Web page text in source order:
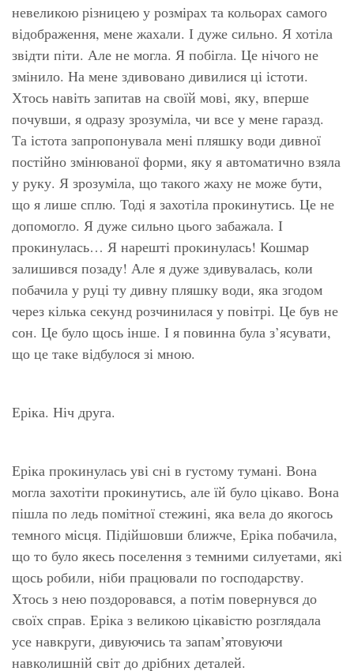
невеликою різницею у розмірах та кольорах самого
відображення, мене жахали. І дуже сильно. Я хотіла
звідти піти. Але не могла. Я побігла. Це нічого не
змінило. На мене здивовано дивилися ці істоти.
Хтось навіть запитав на своїй мові, яку, вперше
почувши, я одразу зрозуміла, чи все у мене гаразд.
Та істота запропонувала мені пляшку води дивної
постійно змінюваної форми, яку я автоматично взяла
у руку. Я зрозуміла, що такого жаху не може бути,
що я лише сплю. Тоді я захотіла прокинутись. Це не
допомогло. Я дуже сильно цього забажала. І
прокинулась… Я нарешті прокинулась! Кошмар
залишився позаду! Але я дуже здивувалась, коли
побачила у руці ту дивну пляшку води, яка згодом
через кілька секунд розчинилася у повітрі. Це був не
сон. Це було щось інше. І я повинна була з’ясувати,
що це таке відбулося зі мною.
Еріка. Ніч друга.
Еріка прокинулась уві сні в густому тумані. Вона
могла захотіти прокинутись, але їй було цікаво. Вона
пішла по ледь помітної стежині, яка вела до якогось
темного місця. Підійшовши ближче, Еріка побачила,
що то було якесь поселення з темними силуетами, які
щось робили, ніби працювали по господарству.
Хтось з нею поздоровався, а потім повернувся до
своїх справ. Еріка з великою цікавістю розглядала
усе навкруги, дивуючись та запам’ятовуючи
навколишній світ до дрібних деталей.